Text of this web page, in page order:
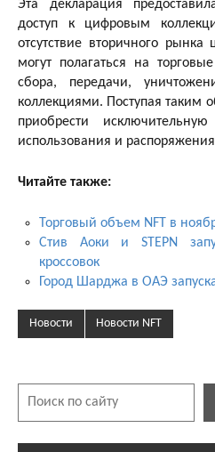
Эта декларация
доступ к цифровым
отсутствие вторичного
могут полагаться на
сбора, передачи,
коллекциями. Поступая таким
приобрести
использования и
Читайте также:
Торговый объем NFT в
Стив Аоки и STEPN
кроссовок
Город Шарджа в ОАЭ
Новости Новости NFT